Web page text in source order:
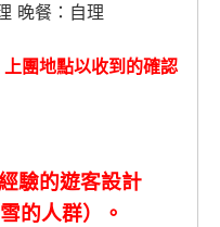
晚餐：自理
上團地點以收到的確認
驗的遊客設計
的人群）。